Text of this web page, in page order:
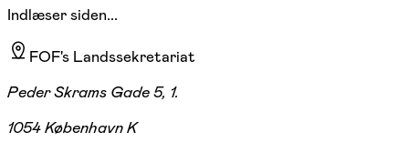
Indlæser siden...
FOF's Landssekretariat
Peder Skrams Gade 5, 1.
1054 København K